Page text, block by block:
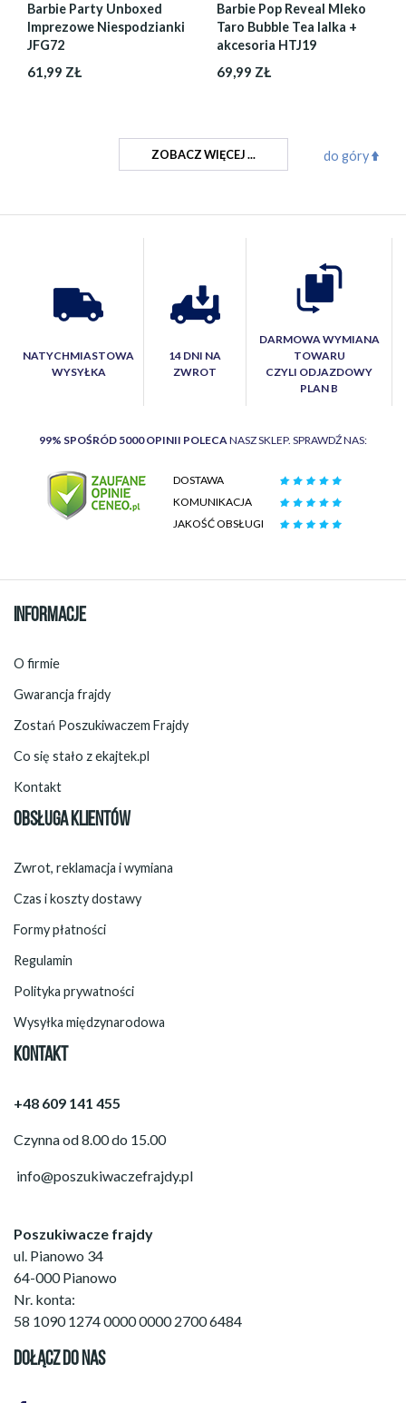
Barbie Party Unboxed
Imprezowe Niespodzianki
JFG72
61,99 ZŁ
Barbie Pop Reveal Mleko
Taro Bubble Tea lalka +
akcesoria HTJ19
69,99 ZŁ
ZOBACZ WIĘCEJ ... do góry
NATYCHMIASTOWA
WYSYŁKA
14 DNI NA
ZWROT
DARMOWA WYMIANA
TOWARU
CZYLI ODJAZDOWY
PLAN B
99% SPOŚRÓD 5000 OPINII POLECANASZ SKLEP. SPRAWDŹ NAS:
DOSTAWA
KOMUNIKACJA
JAKOŚĆ OBSŁUGI
INFORMACJE
O firmie
Gwarancja frajdy
Zostań Poszukiwaczem Frajdy
Co się stało z ekajtek.pl
Kontakt
OBSŁUGA KLIENTÓW
Zwrot, reklamacja i wymiana
Czas i koszty dostawy
Formy płatności
Regulamin
Polityka prywatności
Wysyłka międzynarodowa
KONTAKT
+48 609 141 455
Czynna od 8.00 do 15.00
info@poszukiwaczefrajdy.pl
Poszukiwacze frajdy
ul. Pianowo 34
64-000 Pianowo
Nr. konta:
58 1090 1274 0000 0000 2700 6484
DOŁĄCZ DO NAS